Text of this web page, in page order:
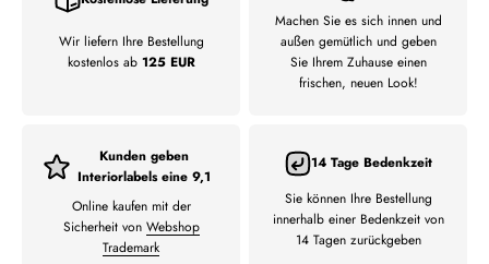
Wir liefern Ihre Bestellung
kostenlos ab 125 EUR
Machen Sie es sich innen und
außen gemütlich und geben
Sie Ihrem Zuhause einen
frischen, neuen Look!
Kunden geben
Interiorlabels eine 9,1
Online kaufen mit der
Sicherheit von Webshop
Trademark
14 Tage Bedenkzeit
Sie können Ihre Bestellung
innerhalb einer Bedenkzeit von
14 Tagen zurückgeben